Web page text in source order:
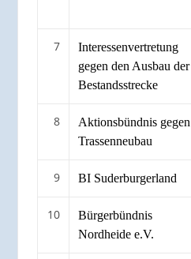
7
Interessenvertretung
gegen den Ausbau der
Bestandsstrecke
8
Aktionsbündnis gegen
Trassenneubau
9 BI Suderburgerland
10
Bürgerbündnis
Nordheide e.V.